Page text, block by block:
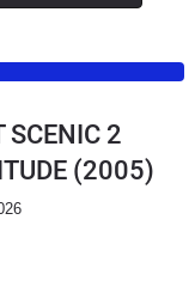
SCENIC 2
(2005)